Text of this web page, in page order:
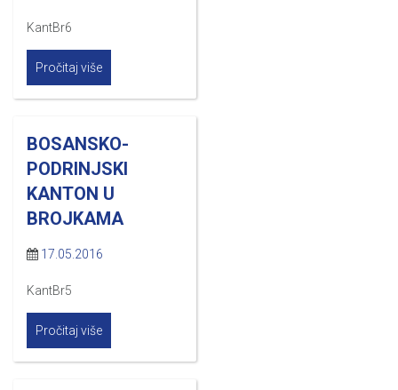
KantBr6
Pročitaj više
BOSANSKO-
PODRINJSKI
KANTON U
BROJKAMA
17.05.2016
KantBr5
Pročitaj više